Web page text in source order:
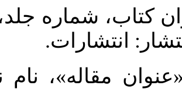
کتاب، شماره
انتشارات.
مقاله»، نام